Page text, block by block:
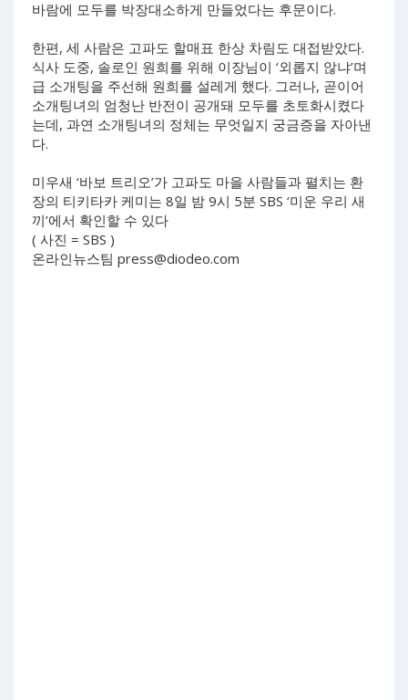
바람에 모두를 박장대소하게 만들었다는 후문이다.
한편, 세 사람은 고파도 할매표 한상 차림도 대접받았다.
식사 도중, 솔로인 원희를 위해 이장님이 ‘외롭지 않냐’며
급 소개팅을 주선해 원희를 설레게 했다. 그러나, 곧이어
소개팅녀의 엄청난 반전이 공개돼 모두를 초토화시켰다
는데, 과연 소개팅녀의 정체는 무엇일지 궁금증을 자아낸
다.
미우새 ‘바보 트리오’가 고파도 마을 사람들과 펼치는 환
장의 티키타카 케미는 8일 밤 9시 5분 SBS ‘미운 우리 새
끼’에서 확인할 수 있다
( 사진 = SBS )
온라인뉴스팀 press@diodeo.com